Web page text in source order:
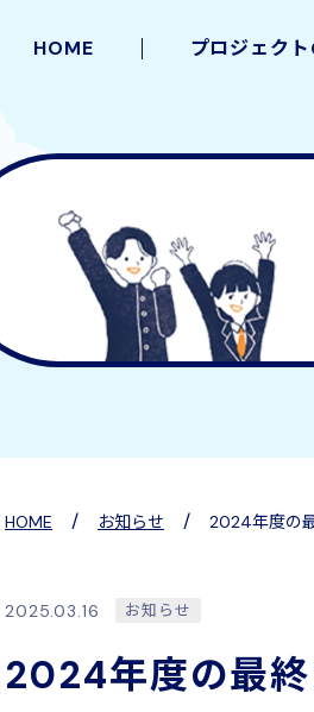
HOME プロジェク
HOME / お知らせ / 2024年度の
2025.03.16 お知らせ
2024年度の最終